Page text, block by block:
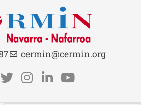
Email:
cermin@cermin.org